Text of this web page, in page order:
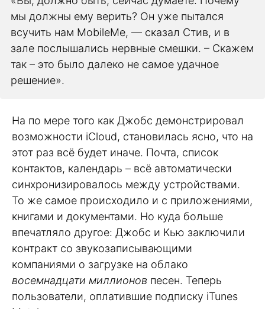
мы должны ему верить? Он уже пытался
всучить нам MobileMe, — сказал Стив, и в
зале послышались нервные смешки. – Скажем
так – это было далеко не самое удачное
решение».
На по мере того как Джобс демонстрировал
возможности iCloud, становилась ясно, что на
этот раз всё будет иначе. Почта, список
контактов, календарь – всё автоматически
синхронизировалось между устройствами.
То же самое происходило и с приложениями,
книгами и документами. Но куда больше
впечатляло другое: Джобс и Кью заключили
контракт со звукозаписывающими
компаниями о загрузке на облако
восемнадцати миллионов песен. Теперь
пользователи, оплатившие подписку iTunes